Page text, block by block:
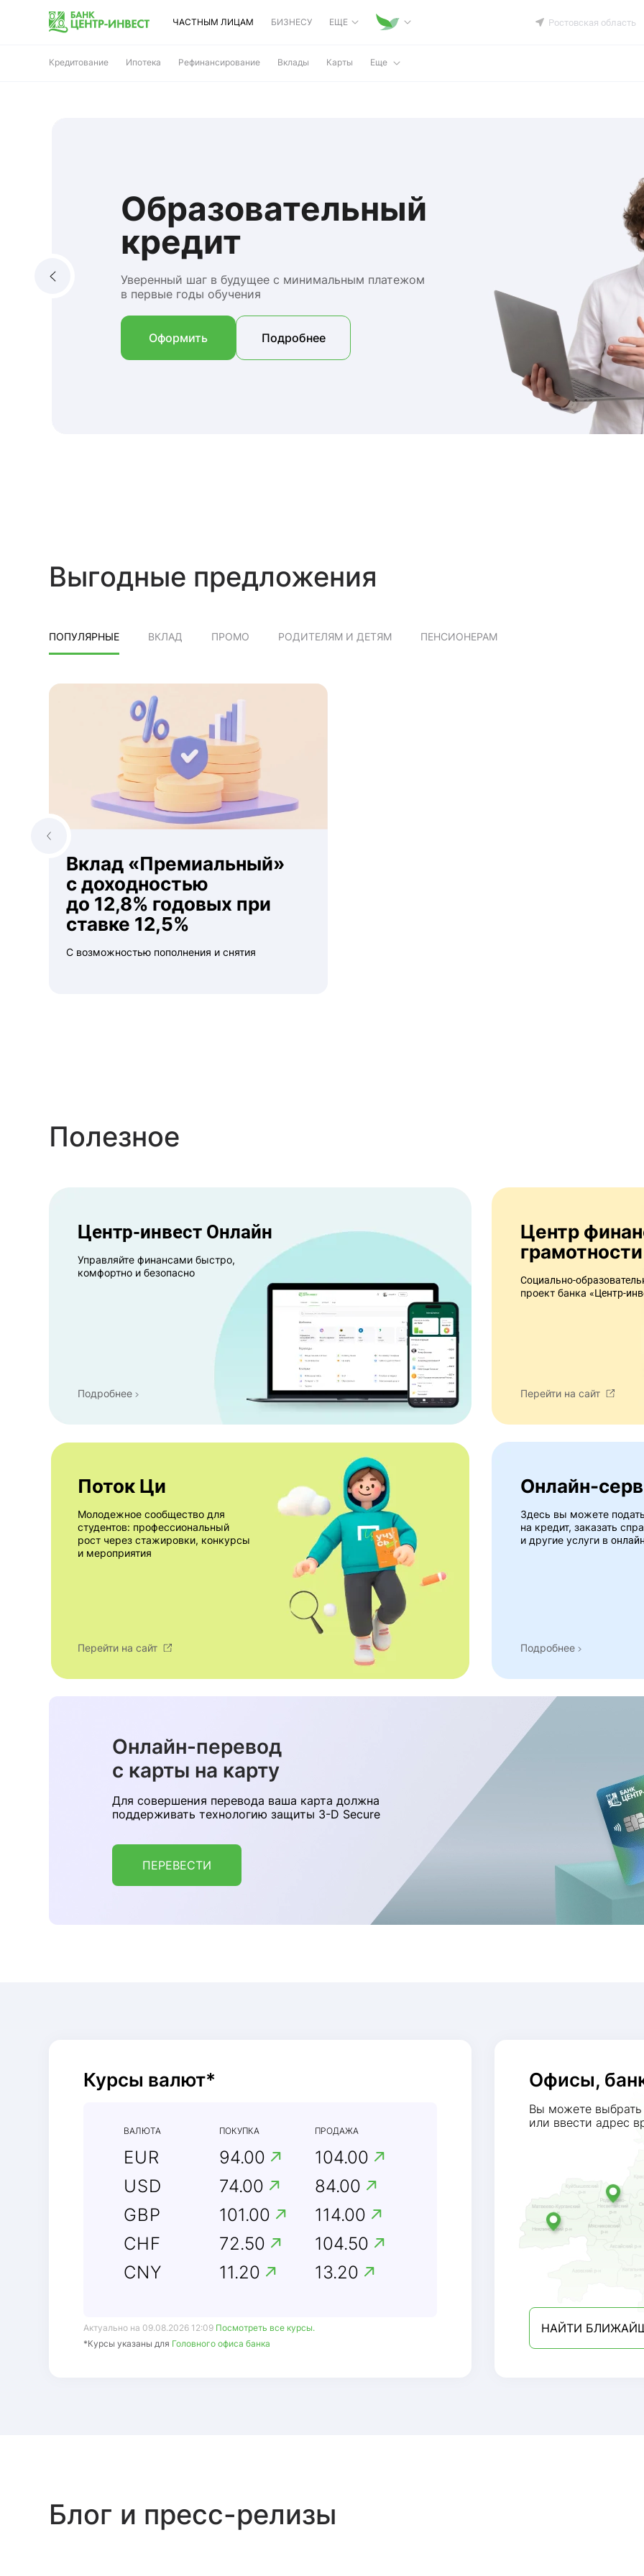
ЧАСТНЫМ ЛИЦАМ БИЗНЕСУ ЕЩЕ Ростовская область
Кредитование Ипотека Рефинансирование Вклады Карты Еще
Образовательный
кредит
Уверенный шаг в будущее с минимальным платежом
в первые годы обучения
Оформить Подробнее
Выгодные предложения
ПОПУЛЯРНЫЕ ВКЛАД ПРОМО РОДИТЕЛЯМ И ДЕТЯМ ПЕНСИОНЕРАМ
Вклад «Премиальный»
с доходностью
до 12,8% годовых при
ставке 12,5%
С возможностью пополнения и снятия
Полезное
Центр-инвест Онлайн
Управляйте финансами быстро,
комфортно и безопасно
Подробнее
Центр финансовой
грамотности
Социально-
проект банка «Центр-
Перейти на сайт
Поток Ци
Молодежное сообщество для
студентов: профессиональный
рост через стажировки, конкурсы
и мероприятия
Перейти на сайт
Онлайн-
Здесь вы можете
на кредит, заказать
и другие услуги в
Подробнее
Онлайн-перевод
с карты на карту
Для совершения перевода ваша карта должна
поддерживать технологию защиты 3-D Secure
ПЕРЕВЕСТИ
Курсы валют*
ВАЛЮТА ПОКУПКА ПРОДАЖА
EUR 94.00
104.00
USD
74.00
84.00
GBP
101.00
114.00
CHF
72.50
104.50
CNY
11.20 13.20
Актуально на 09.08.2026 12:09 Посмотреть все курсы.
*Курсы указаны для Головного офиса банка
Офисы,
Вы можете выбрать
или ввести адрес
НАЙТИ
Блог и пресс-релизы